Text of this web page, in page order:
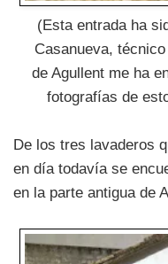
(Esta entrada ha
Casanueva,
de Agullent me ha
fotografías de
De los tres lavaderos
en día todavía se
en la parte antigua de